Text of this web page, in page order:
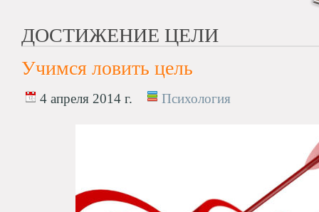
ДОСТИЖЕНИЕ ЦЕЛИ
Учимся ловить цель
4 апреля 2014 г. Психология